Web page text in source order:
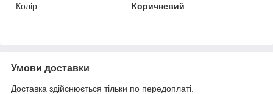
Колір
Коричневий
Умови доставки
Доставка здійснюється тільки по передоплаті.